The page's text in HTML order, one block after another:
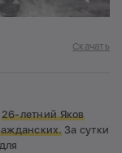
Скачать
26-летний Яков
За сутки